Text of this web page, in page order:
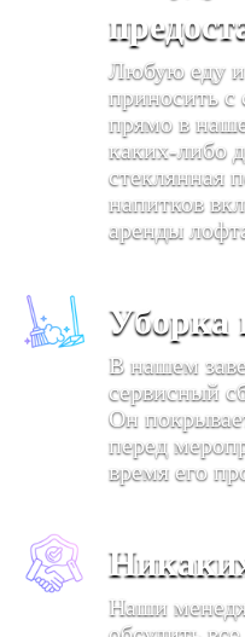
Любую еду
приносить с
прямо в
каких-либо
стеклянная
напитков
аренды
Уборка
В нашем
сервисный
Он
перед
время его
Наши